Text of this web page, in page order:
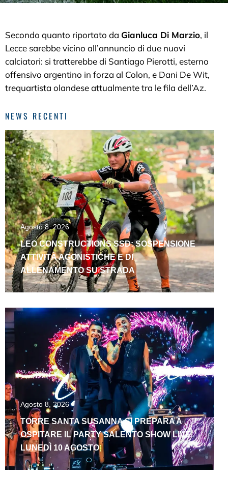
Secondo quanto riportato da Gianluca Di Marzio, il
Lecce sarebbe vicino all’annuncio di due nuovi
calciatori: si tratterebbe di Santiago Pierotti, esterno
offensivo argentino in forza al Colon, e Dani De Wit,
trequartista olandese attualmente tra le fila dell’Az.
NEWS RECENTI
Agosto 8, 2026
LEO CONSTRUCTIONS SSD: SOSPENSIONE
ATTIVITÀ AGONISTICHE E DI
ALLENAMENTO SU STRADA
Agosto 8, 2026
TORRE SANTA SUSANNA SI PREPARA A
OSPITARE IL PARTY SALENTO SHOW LIVE
LUNEDÌ 10 AGOSTO